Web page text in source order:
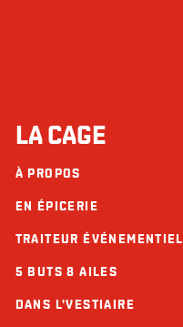
LA CAGE
À PROPOS
EN ÉPICERIE
TRAITEUR ÉVÉNEMENTIEL
5 BUTS 8 AILES
DANS L'VESTIAIRE